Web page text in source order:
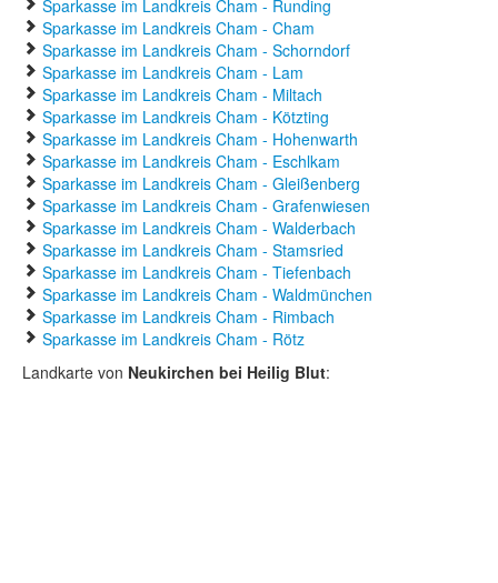
Sparkasse im Landkreis Cham - Runding
Sparkasse im Landkreis Cham - Cham
Sparkasse im Landkreis Cham - Schorndorf
Sparkasse im Landkreis Cham - Lam
Sparkasse im Landkreis Cham - Miltach
Sparkasse im Landkreis Cham - Kötzting
Sparkasse im Landkreis Cham - Hohenwarth
Sparkasse im Landkreis Cham - Eschlkam
Sparkasse im Landkreis Cham - Gleißenberg
Sparkasse im Landkreis Cham - Grafenwiesen
Sparkasse im Landkreis Cham - Walderbach
Sparkasse im Landkreis Cham - Stamsried
Sparkasse im Landkreis Cham - Tiefenbach
Sparkasse im Landkreis Cham - Waldmünchen
Sparkasse im Landkreis Cham - Rimbach
Sparkasse im Landkreis Cham - Rötz
Landkarte von Neukirchen bei Heilig Blut: